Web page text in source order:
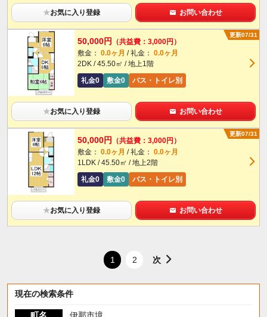
★お気に入り登録 お問い合わせ
更新07/31
50,000円
（共益費：3,000円）
敷金： 0.0ヶ月 / 礼金： 0.0ヶ月
2DK / 45.50㎡ / 地上1階
礼金0
敷金0 バス・トイレ別
★お気に入り登録 お問い合わせ
更新07/31
50,000円
（共益費：3,000円）
敷金： 0.0ヶ月 / 礼金： 0.0ヶ月
1LDK / 45.50㎡ / 地上2階
礼金0
敷金0 バス・トイレ別
★お気に入り登録 お問い合わせ
1 2 次
現在の検索条件